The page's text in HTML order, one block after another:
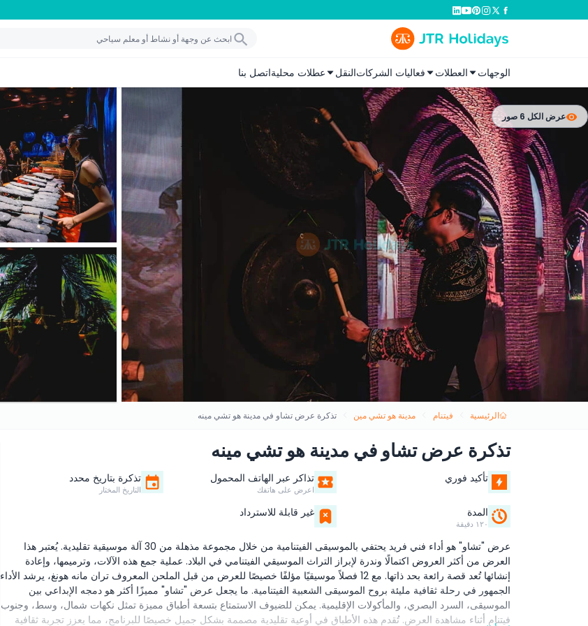
الوجهات العطلات فعاليات الشركاتالنقل عطلات محليةاتصل بنا
عرض الكل 6 صور
الرئيسية فيتنام مدينة هو تشي مين تذكرة عرض تشاو في مدينة هو تشي مينه
تذكرة عرض تشاو في مدينة هو تشي مينه
تأكيد فوري تذاكر عبر الهاتف المحمول
اعرض على هاتفك
تذكرة بتاريخ محدد
التاريخ المختار
المدة
١٢٠ دقيقة
غير قابلة للاسترداد
عرض "تشاو" هو أداء فني فريد يحتفي بالموسيقى الفيتنامية من خلال مجموعة مذهلة من 30 آلة موسيقية تقليدية. يُعتبر هذا
العرض من أكثر العروض اكتمالًا وندرة لإبراز التراث الموسيقي الفيتنامي في البلاد. عملية جمع هذه الآلات، وترميمها، وإعادة
إنشائها تُعد قصة رائعة بحد ذاتها. مع 12 فصلاً موسيقيًا مؤلفًا خصيصًا للعرض من قبل الملحن المعروف تران مانه هونغ، يرشد الأداء
الجمهور في رحلة ثقافية مليئة بروح الموسيقى الشعبية الفيتنامية. ما يجعل عرض "تشاو" مميزًا أكثر هو دمجه الإبداعي بين
الموسيقى، السرد البصري، والمأكولات الإقليمية. يمكن للضيوف الاستمتاع بتسعة أطباق مميزة تمثل نكهات شمال، وسط، وجنوب
فيتنام أثناء مشاهدة العرض. تُقدم هذه الأطباق في أوعية تقليدية مصممة بشكل جميل خصيصًا للبرنامج، مما يعزز تجربة ثقافية